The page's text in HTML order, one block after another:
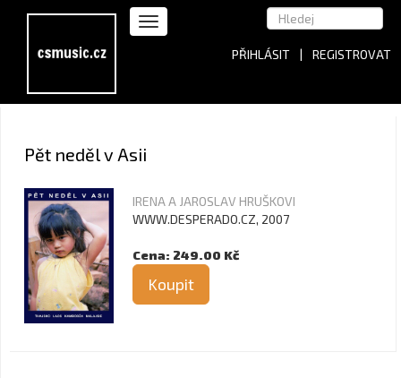
PŘIHLÁSIT | REGISTROVAT
Pět neděl v Asii
IRENA A JAROSLAV HRUŠKOVI
WWW.DESPERADO.CZ, 2007
Cena: 249.00 Kč
Koupit